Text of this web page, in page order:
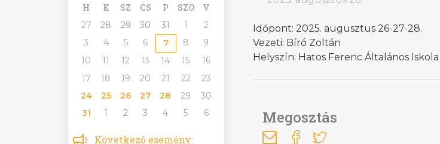
H K SZ CS P SZO V
27 28 29 30 31 1
2
3
4 5 6 7 8
9
10
11 12 13 14 15
16
17
18 19 20 21 22
23
24
25 26 27 28 29
30
31
1 2 3 4 5 6
Következő esemény:
Időpont: 2025. augusztus 26-27-28.
Vezeti: Bíró Zoltán
Helyszín: Hatos Ferenc Általános Iskola
Megosztás